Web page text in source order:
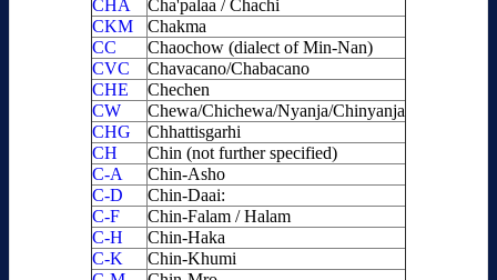
CHA
Cha'palaa / Chachi
CKM
Chakma
CC
Chaochow (dialect of Min-Nan)
CVC
Chavacano/Chabacano
CHE
Chechen
CW
Chewa/Chichewa/Nyanja/Chinyanja
CHG
Chhattisgarhi
CH
Chin (not further specified)
C-A
Chin-Asho
C-D
Chin-Daai:
C-F
Chin-Falam / Halam
C-H
Chin-Haka
C-K
Chin-Khumi